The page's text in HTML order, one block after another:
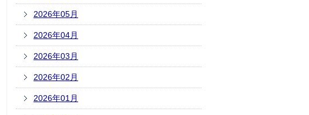
2026年05月
2026年04月
2026年03月
2026年02月
2026年01月